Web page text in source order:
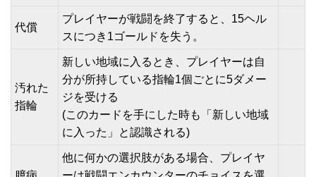
代償
プレイヤーが戦闘を終了すると、15ヘル
スにつき1ゴールドを失う。
汚れた
指輪
新しい地域に入るとき、プレイヤーは自
分が所持している指輪1個ごとに5ダメー
ジを受ける
(このカードを手にした時も「新しい地域
に入った」と認識される)
他に何かの選択肢がある場合、プレイヤ